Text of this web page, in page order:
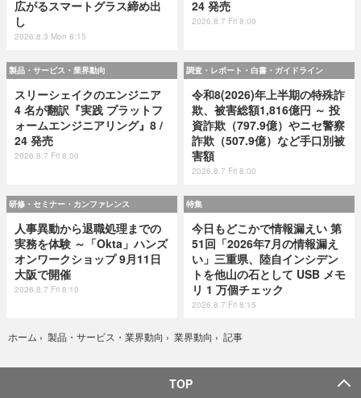
広がるスマートグラス締め出
し
2026.8.3 Mon 8:15
24 発売
2026.8.7 Fri 8:00
製品・サービス・業界動向
スリーシェイクのエンジニア
4 名が翻訳『実践 プラットフ
ォームエンジニアリング』8 /
24 発売
2026.8.7 Fri 8:00
調査・レポート・白書・ガイドライン
令和8(2026)年上半期の特殊詐
欺、被害総額1,816億円 ～ 投
資詐欺（797.9億）やニセ警察
詐欺（507.9億）など手口別被
害額
2026.8.7 Fri 8:00
研修・セミナー・カンファレンス
人事異動から退職処理までの
実務を体験 ～「Okta」ハンズ
オンワークショップ 9月11日
大阪で開催
2026.8.7 Fri 8:10
特集
今日もどこかで情報漏えい 第
51回「2026年7月の情報漏え
い」三重県、陸自インシデン
トを他山の石として USB メモ
リ 1 万個チェック
2026.8.7 Fri 8:15
ホーム › 製品・サービス・業界動向 › 業界動向 › 記事
TOP